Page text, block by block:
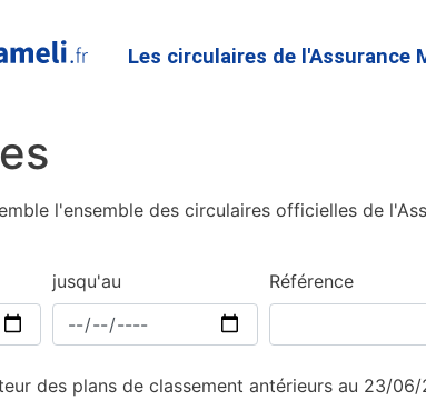
Les circulaires de l'Assurance
l'ensemble des circulaires officielles de
jusqu'au Référence
des plans de classement antérieurs au 23/